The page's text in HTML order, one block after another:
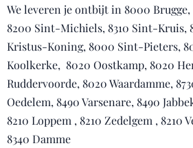
We leveren je ontbijt in 8000
8200 Sint-Michiels, 8310 Sint-Kruis,
Kristus-Koning, 8000 Sint-Pieters,
Koolkerke, 8020 Oostkamp, 8020
Ruddervoorde, 8020 Waardamme,
Oedelem, 8490 Varsenare, 8490
8210 Loppem , 8210 Zedelgem , 8210
8340 Damme